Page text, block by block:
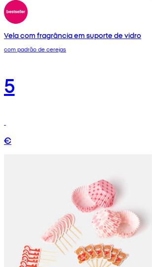
Vela com fragrância em suporte de vidro
com padrão de cerejas
5
€